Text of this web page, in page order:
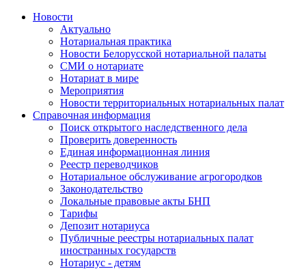
Новости
Актуально
Нотариальная практика
Новости Белорусской нотариальной палаты
СМИ о нотариате
Нотариат в мире
Мероприятия
Новости территориальных нотариальных палат
Справочная информация
Поиск открытого наследственного дела
Проверить доверенность
Единая информационная линия
Реестр переводчиков
Нотариальное обслуживание агрогородков
Законодательство
Локальные правовые акты БНП
Тарифы
Депозит нотариуса
Публичные реестры нотариальных палат
иностранных государств
Нотариус - детям